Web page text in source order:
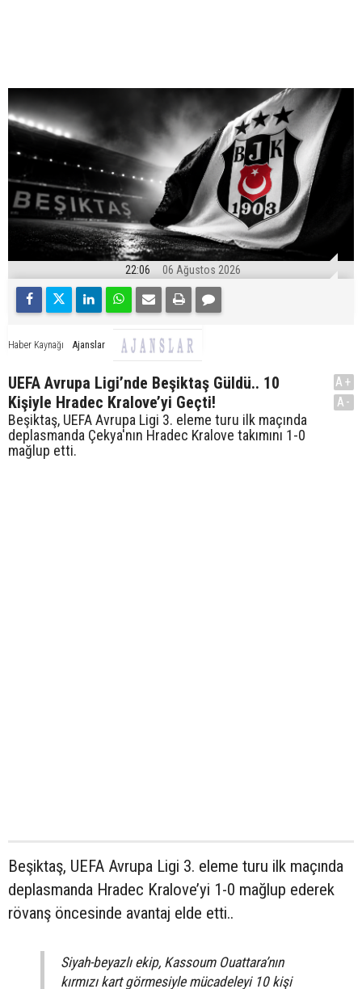
22:06 06 Ağustos 2026
Haber Kaynağı Ajanslar
UEFA Avrupa Ligi’nde Beşiktaş Güldü.. 10
Kişiyle Hradec Kralove’yi Geçti!
Beşiktaş, UEFA Avrupa Ligi 3. eleme turu ilk maçında
deplasmanda Çekya'nın Hradec Kralove takımını 1-0
mağlup etti.
A+
A-
Beşiktaş, UEFA Avrupa Ligi 3. eleme turu ilk maçında
deplasmanda Hradec Kralove’yi 1-0 mağlup ederek
rövanş öncesinde avantaj elde etti..
Siyah-beyazlı ekip, Kassoum Ouattara’nın
kırmızı kart görmesiyle mücadeleyi 10 kişi